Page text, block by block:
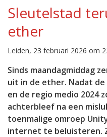
Sleutelstad
ether
Leiden, 23 februari 2026 om
Sinds maandagmiddag
uit in de ether. Nadat
en de regio medio 2024
achterbleef na een
toenmalige omroep
internet te beluisteren.